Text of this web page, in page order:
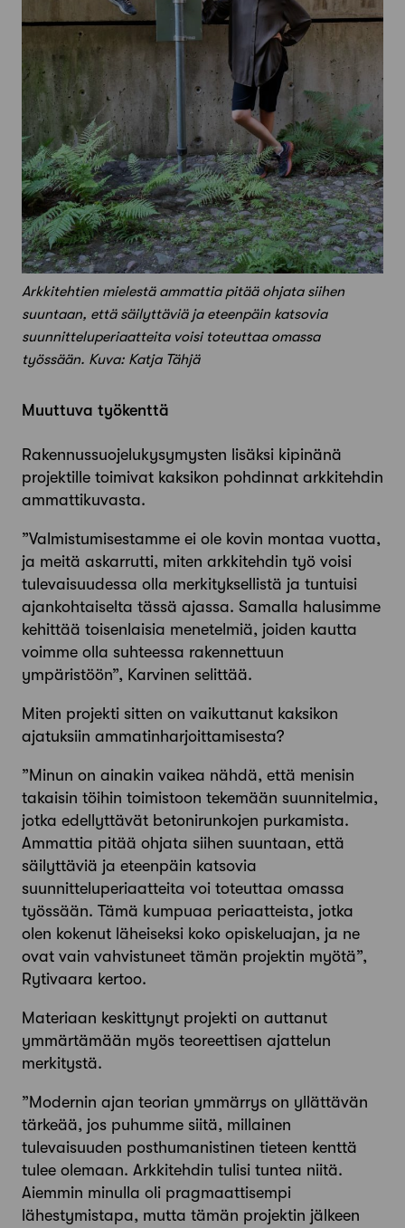
Arkkitehtien mielestä ammattia pitää ohjata siihen
suuntaan, että säilyttäviä ja eteenpäin katsovia
suunnitteluperiaatteita voisi toteuttaa omassa
työssään. Kuva: Katja Tähjä
Muuttuva työkenttä
Rakennussuojelukysymysten lisäksi ­kipinänä
projektille toimivat kaksikon pohdinnat arkkitehdin
ammattikuvasta.
”Valmistumisestamme ei ole kovin montaa vuotta,
ja meitä askarrutti, miten arkkitehdin työ voisi
tulevaisuudessa olla merkityksellistä ja tuntuisi
ajankohtaiselta tässä ajassa. Samalla halusimme
kehittää toisenlaisia menetelmiä, joiden kautta
voimme olla suhteessa rakennettuun
ympäristöön”, Karvinen selittää.
Miten projekti sitten on vaikuttanut kaksikon
ajatuksiin ammatinharjoittamisesta?
”Minun on ainakin vaikea nähdä, että menisin
takaisin töihin toimistoon tekemään suunnitelmia,
jotka ­edellyttävät betonirunkojen purkamista.
Ammattia pitää ohjata siihen suuntaan, että
säilyttäviä ja eteenpäin katsovia
suunnitteluperiaatteita voi toteuttaa omassa
työssään. Tämä kumpuaa periaatteista, jotka
olen kokenut läheiseksi koko opiskeluajan, ja ne
ovat vain vahvistuneet tämän projektin myötä”,
Rytivaara ­kertoo.
Materiaan keskittynyt projekti on auttanut
ymmärtämään myös teoreettisen ajattelun
merkitystä.
”Modernin ajan teorian ymmärrys on yllättävän
tärkeää, jos puhumme siitä, millainen
tulevaisuuden posthumanistinen tieteen kenttä
tulee olemaan. Arkkitehdin tulisi tuntea niitä.
Aiemmin minulla oli pragmaattisempi
lähestymistapa, mutta tämän projektin jälkeen